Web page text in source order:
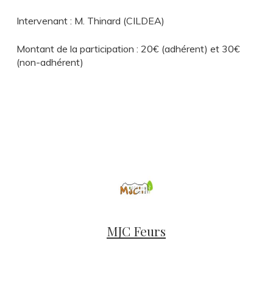
Intervenant : M. Thinard (CILDEA)
Montant de la participation : 20€ (adhérent) et 30€
(non-adhérent)
MJC Feurs